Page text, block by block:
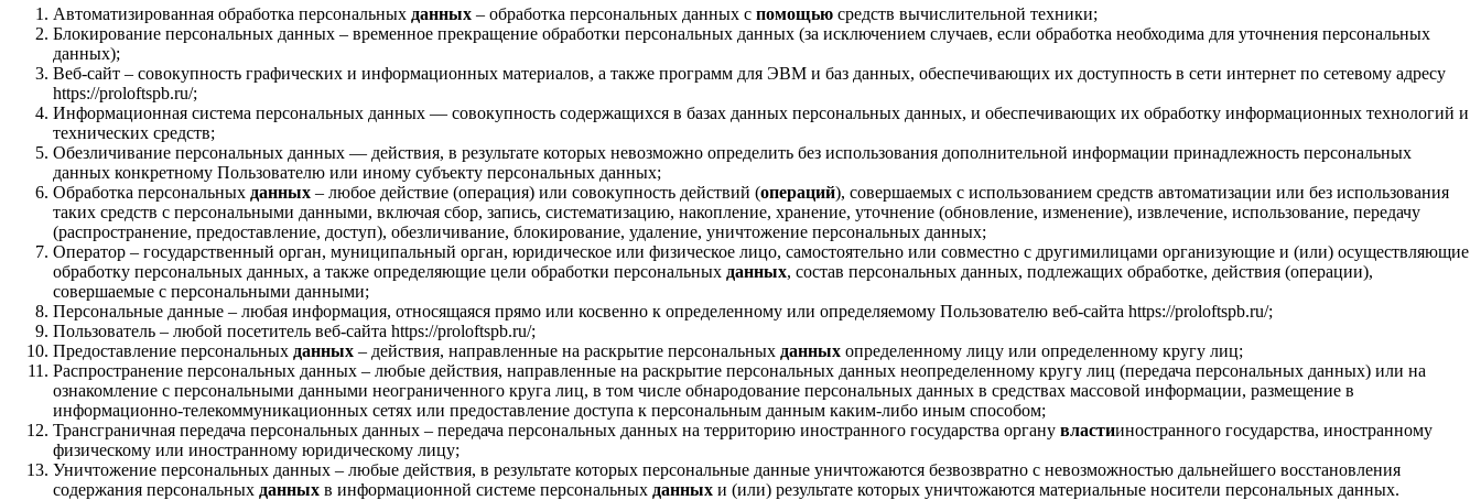
Автоматизированная обработка персональных данных – обработка персональных данных с помощью средств вычислительной техники;
Блокирование персональных данных – временное прекращение обработки персональных данных (за исключением случаев, если обработка необходима для уточнения персональных
данных);
Веб-сайт – совокупность графических и информационных материалов, а также программ для ЭВМ и баз данных, обеспечивающих их доступность в сети интернет по сетевому адресу
https://proloftspb.ru/;
Информационная система персональных данных — совокупность содержащихся в базах данных персональных данных, и обеспечивающих их обработку информационных технологий и
технических средств;
Обезличивание персональных данных — действия, в результате которых невозможно определить без использования дополнительной информации принадлежность персональных
данных конкретному Пользователю или иному субъекту персональных данных;
Обработка персональных данных – любое действие (операция) или совокупность действий (операций), совершаемых с использованием средств автоматизации или без использования
таких средств с персональными данными, включая сбор, запись, систематизацию, накопление, хранение, уточнение (обновление, изменение), извлечение, использование, передачу
(распространение, предоставление, доступ), обезличивание, блокирование, удаление, уничтожение персональных данных;
Оператор – государственный орган, муниципальный орган, юридическое или физическое лицо, самостоятельно или совместно с другимилицами организующие и (или) осуществляющие
обработку персональных данных, а также определяющие цели обработки персональных данных, состав персональных данных, подлежащих обработке, действия (операции),
совершаемые с персональными данными;
Персональные данные – любая информация, относящаяся прямо или косвенно к определенному или определяемому Пользователю веб-сайта https://proloftspb.ru/;
Пользователь – любой посетитель веб-сайта https://proloftspb.ru/;
Предоставление персональных данных – действия, направленные на раскрытие персональных данных определенному лицу или определенному кругу лиц;
Распространение персональных данных – любые действия, направленные на раскрытие персональных данных неопределенному кругу лиц (передача персональных данных) или на
ознакомление с персональными данными неограниченного круга лиц, в том числе обнародование персональных данных в средствах массовой информации, размещение в
информационно-телекоммуникационных сетях или предоставление доступа к персональным данным каким-либо иным способом;
Трансграничная передача персональных данных – передача персональных данных на территорию иностранного государства органу властииностранного государства, иностранному
физическому или иностранному юридическому лицу;
Уничтожение персональных данных – любые действия, в результате которых персональные данные уничтожаются безвозвратно с невозможностью дальнейшего восстановления
содержания персональных данных в информационной системе персональных данных и (или) результате которых уничтожаются материальные носители персональных данных.